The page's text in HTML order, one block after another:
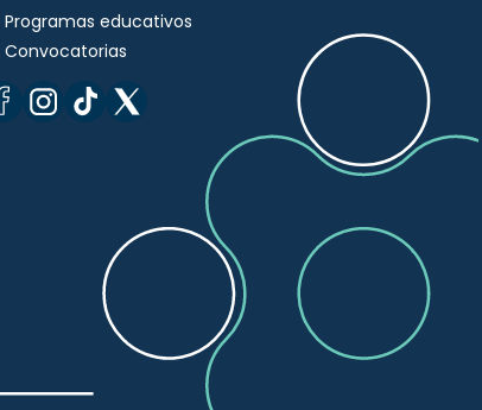
Programas educativos
Convocatorias